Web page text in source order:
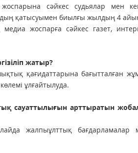
сәйкес судьялар мен
қатысуымен биылғы жылдың 4
жоспарға сәйкес газет,
жатыр?
қағидаттарына бағытталған
ұлғайтылуда.
сауаттылығын арттыратын
жалпыұлттық бағдарламалар